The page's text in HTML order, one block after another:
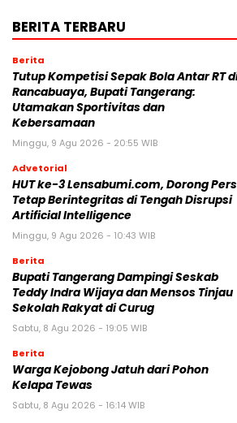
BERITA TERBARU
Berita
Tutup Kompetisi Sepak Bola Antar RT
Rancabuaya, Bupati Tangerang:
Utamakan Sportivitas dan
Kebersamaan
Minggu, 9 Agu 2026 - 20:55 WIB
Advetorial
HUT ke-3 Lensabumi.com, Dorong Pers
Tetap Berintegritas di Tengah Disrupsi
Artificial Intelligence
Minggu, 9 Agu 2026 - 10:43 WIB
Berita
Bupati Tangerang Dampingi Seskab
Teddy Indra Wijaya dan Mensos Tinjau
Sekolah Rakyat di Curug
Sabtu, 8 Agu 2026 - 19:05 WIB
Berita
Warga Kejobong Jatuh dari Pohon
Kelapa Tewas
Sabtu, 8 Agu 2026 - 16:14 WIB